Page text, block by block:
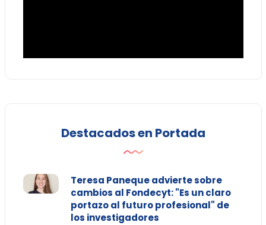
Destacados en Portada
Teresa Paneque advierte sobre
cambios al Fondecyt: "Es un claro
portazo al futuro profesional" de
los investigadores